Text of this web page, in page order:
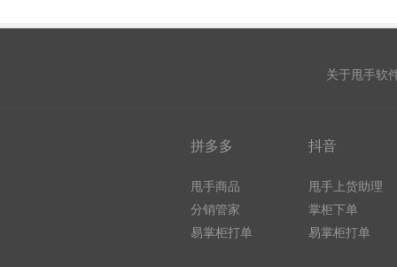
关于甩手软
拼多多
甩手商品
分销管家
易掌柜打单
抖音
甩手上货助理
掌柜下单
易掌柜打单